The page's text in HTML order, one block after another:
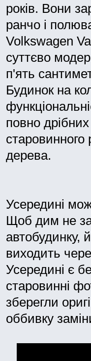
років. Вони
ранчо і
Volkswagen
суттєво
п'ять
Будинок на
повно
старовинного
дерева.
Усередині
Щоб дим не
автобудинку,
виходить
Усередині є
старовинні
зберегли
оббивку